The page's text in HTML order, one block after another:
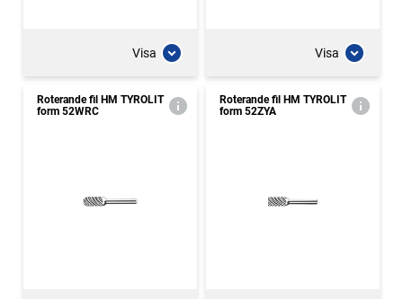
Visa Visa
Roterande fil HM TYROLIT
form 52WRC
Roterande fil HM TYROLIT
form 52ZYA